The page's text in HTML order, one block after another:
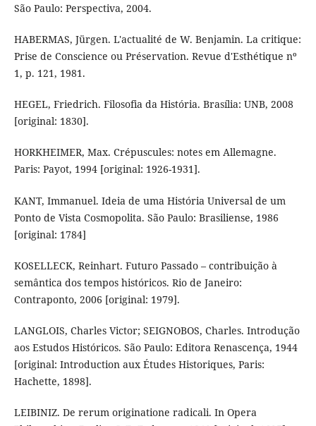
São Paulo: Perspectiva, 2004.
HABERMAS, Jürgen. L'actualité de W. Benjamin. La critique:
Prise de Conscience ou Préservation. Revue d'Esthétique nº
1, p. 121, 1981.
HEGEL, Friedrich. Filosofia da História. Brasília: UNB, 2008
[original: 1830].
HORKHEIMER, Max. Crépuscules: notes em Allemagne.
Paris: Payot, 1994 [original: 1926-1931].
KANT, Immanuel. Ideia de uma História Universal de um
Ponto de Vista Cosmopolita. São Paulo: Brasiliense, 1986
[original: 1784]
KOSELLECK, Reinhart. Futuro Passado – contribuição à
semântica dos tempos históricos. Rio de Janeiro:
Contraponto, 2006 [original: 1979].
LANGLOIS, Charles Victor; SEIGNOBOS, Charles. Introdução
aos Estudos Históricos. São Paulo: Editora Renascença, 1944
[original: Introduction aux Études Historiques, Paris:
Hachette, 1898].
LEIBINIZ. De rerum originatione radicali. In Opera